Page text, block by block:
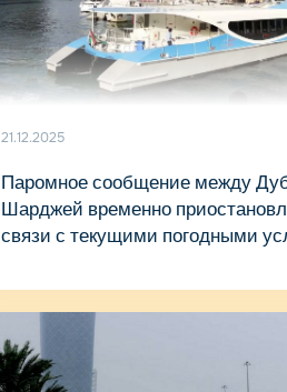
21.12.2025
Паромное сообщение между
Шарджей временно
связи с текущими погодными